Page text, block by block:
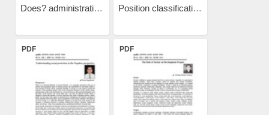
Does? administrative... Position classification...
PDF PDF